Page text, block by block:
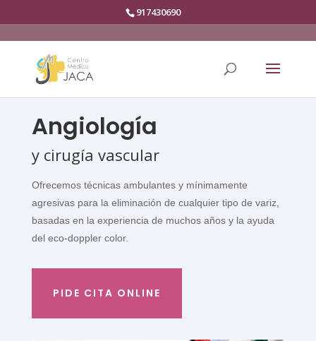
917430690
Angiología
y cirugía vascular
Ofrecemos técnicas ambulantes y mínimamente
agresivaspara la eliminación de cualquier tipo de variz,
basadas en la experiencia de muchos años y la ayuda
del eco-doppler color.
PIDE CITA ONLINE